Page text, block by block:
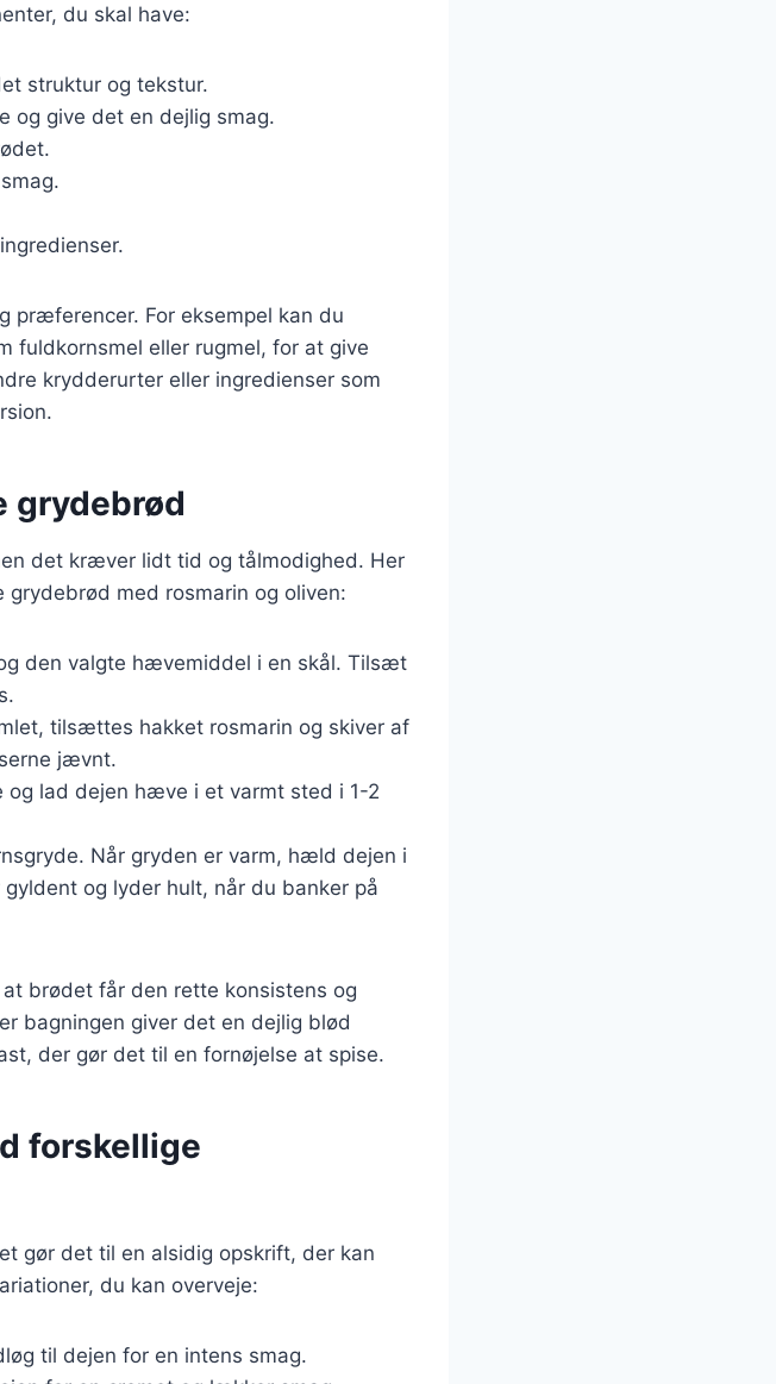
du skal have:
struktur og tekstur.
og give det en dejlig smag.
præferencer. For eksempel kan du
fuldkornsmel eller rugmel, for at give
krydderurter eller ingredienser som
grydebrød
det kræver lidt tid og tålmodighed. Her
med rosmarin og oliven:
den valgte hævemiddel i en skål. Tilsæt
tilsættes hakket rosmarin og skiver af
jævnt.
lad dejen hæve i et varmt sted i 1-2
Når gryden er varm, hæld dejen i
og lyder hult, når du banker på
brødet får den rette konsistens og
bagningen giver det en dejlig blød
der gør det til en fornøjelse at spise.
forskellige
gør det til en alsidig opskrift, der kan
du kan overveje:
til dejen for en intens smag.